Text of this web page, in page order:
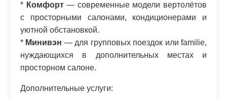
* Комфорт— современные модели вертолётов
с просторными салонами, кондиционерами и
уютной обстановкой.
* Минивэн — для групповых поездок или familie,
нуждающихся в дополнительных местах и
просторном салоне.
Дополнительные услуги: